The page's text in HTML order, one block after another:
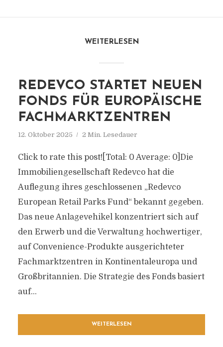
WEITERLESEN
REDEVCO STARTET NEUEN
FONDS FÜR EUROPÄISCHE
FACHMARKTZENTREN
12. Oktober 2025 2 Min. Lesedauer
Click to rate this post![Total: 0 Average: 0]Die
Immobiliengesellschaft Redevco hat die
Auflegung ihres geschlossenen „Redevco
European Retail Parks Fund“ bekannt gegeben.
Das neue Anlagevehikel konzentriert sich auf
den Erwerb und die Verwaltung hochwertiger,
auf Convenience-Produkte ausgerichteter
Fachmarktzentren in Kontinentaleuropa und
Großbritannien. Die Strategie des Fonds basiert
auf...
WEITERLESEN